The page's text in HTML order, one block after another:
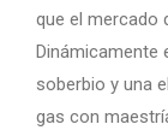
que el mercado
Dinámicamente
soberbio y una
gas con